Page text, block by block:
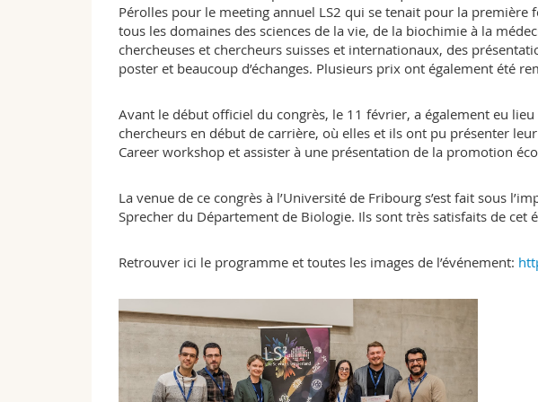
Pérolles pour le meeting annuel LS2 qui se tenait pour la première
tous les domaines des sciences de la vie, de la biochimie à la
chercheuses et chercheurs suisses et internationaux, des
poster et beaucoup d’échanges. Plusieurs prix ont également été
Avant le début officiel du congrès, le 11 février, a également eu
chercheurs en début de carrière, où elles et ils ont pu présenter
Career workshop et assister à une présentation de la promotion
La venue de ce congrès à l’Université de Fribourg s’est fait sous
Sprecher du Département de Biologie. Ils sont très satisfaits de cet
Retrouver ici le programme et toutes les images de l’événement: